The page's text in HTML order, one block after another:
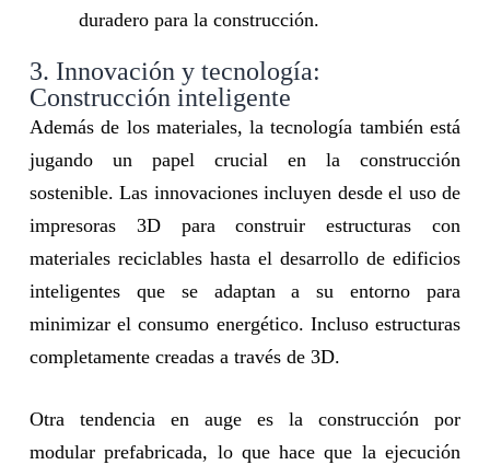
duradero para la construcción.
3. Innovación y tecnología:
Construcción inteligente
Además de los materiales, la tecnología también está
jugando un papel crucial en la construcción
sostenible. Las innovaciones incluyen desde el uso de
impresoras 3D para construir estructuras con
materiales reciclables hasta el desarrollo de edificios
inteligentes que se adaptan a su entorno para
minimizar el consumo energético. Incluso estructuras
completamente creadas a través de 3D.
Otra tendencia en auge es la construcción por
modular prefabricada, lo que hace que la ejecución